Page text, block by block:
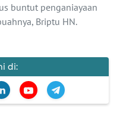
buntut penganiayaan
Briptu HN.
di: